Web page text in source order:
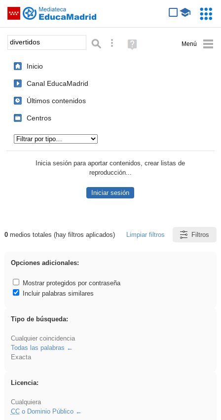
Saltar navegación
Palabra o frase: Búsqueda avanzada
Ayuda
(en
Inicio
Canal EducaMadrid
Últimos contenidos
Centros
Inicia sesión para aportar contenidos, crear listas de
reproducción...
Iniciar sesión
Resultados de: divertidos
0medios totales (hay filtros aplicados) Limpiar filtros Filtros
Opciones adicionales:
Mostrar protegidos por contraseña
Incluir palabras similares
Tipo de búsqueda:
Cualquier coincidencia
Todas las palabras
Exacta
Licencia:
Cualquiera
CCo Dominio Público